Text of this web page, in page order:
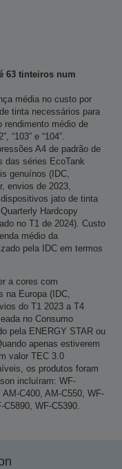
63 tinteiros num
média no custo por
tinta necessários para
rendimento médio de
“103” e “104”.
A4 de padrão de
das séries EcoTank
genuínos (IDC,
envios de 2023,
jato de tinta
Hardcopy
no T1 de 2024). Custo
médio da
pela IDC em termos
a cores com
na Europa (IDC,
do T1 2023 a T4
no Consumo
pela ENERGY STAR ou
apenas estiverem
valor TEC 3.0
os produtos foram
incluíram: WF-
C400, AM-C550, WF-
C5890, WF-C5390.